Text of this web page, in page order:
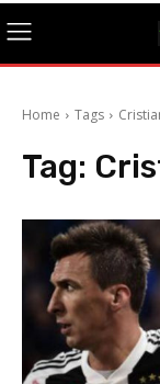
Home Tags
Tag: